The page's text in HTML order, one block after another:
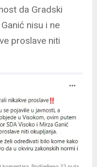
da Gradski
nisu i ne
proslave niti